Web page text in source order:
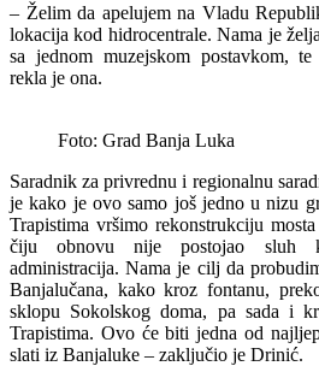
– Želim da apelujem na Vladu
lokacija kod hidrocentrale. Nama je
sa jednom muzejskom postavkom,
rekla je ona.
Foto: Grad Banja Luka
Saradnik za privrednu i regionalnu
je kako je ovo samo još jedno u nizu
Trapistima vršimo rekonstrukciju
čiju obnovu nije postojao sluh
administracija. Nama je cilj da
Banjalučana, kako kroz fontanu,
sklopu Sokolskog doma, pa sada i
Trapistima. Ovo će biti jedna od
slati iz Banjaluke – zaključio je Drinić.